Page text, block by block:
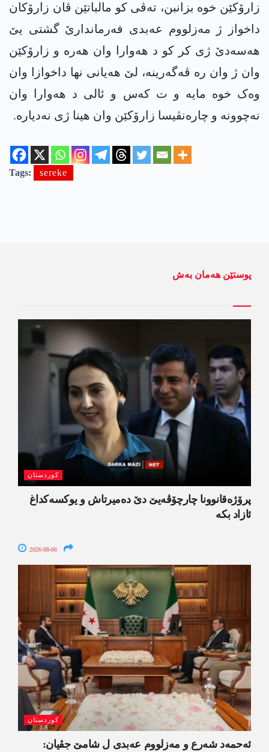
زارۆکێن خوە بزانبن، تەڤی کو مالباتێن ڤان زارۆکان
داخواز ژ مەزلووم عەبدی فەرماندارێ گشتی یێ
هەسەدێ ژی کر کو د هەوارا وان هەرە و زارۆکێن
وان ژ وان رە ڤەگەرینە، لێ هەیانی نها داخوازا وان
وەک خوە مایە و ت کەس و ئالی د هەوارا وان
نەچوونە و چارەنڤیسا زارۆکێن وان هینا ژی نەدیارە.
Tags: sereke
پوستێن ھەمان بەش
کوردستان
پرۆژەقانوونا چارچۆڤەیێ دێ دەمیرتاش و یوکسەکداغ
ئازاد بکە
2026-08-06
کوردستان
ئەحمەد شەرع و مەزلووم عەبدی ل شامێ جڤیان: